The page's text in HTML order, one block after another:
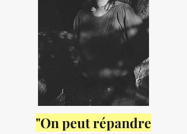
"On peut répandre